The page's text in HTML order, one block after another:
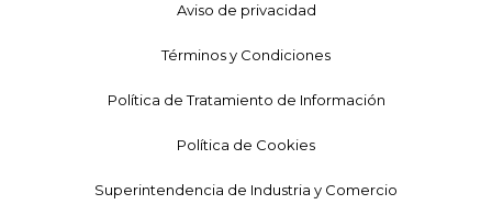
Aviso de privacidad
Términos y Condiciones
Política de Tratamiento de Información
Política de Cookies
Superintendencia de Industria y Comercio